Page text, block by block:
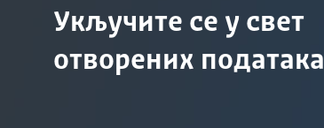
Укључите се у свет
отворених података